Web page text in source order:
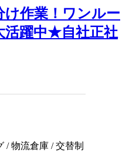
け作業！ワンルー
活躍中★自社正社
/ 物流倉庫 / 交替制